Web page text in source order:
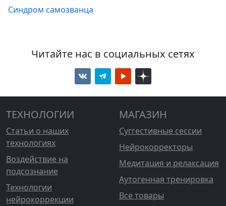
Синдром самозванца
Читайте нас в социальных сетях
ТЕХНОЛОГИИ
Статьи о наших
технологиях
Воздействие на
подсознание
Технологии
нейрокоррекции
МАГАЗИН
Суггестивные сессии
Нейрокорректоры
Медитация и релаксация
Аутогенная тренировка
Все товары